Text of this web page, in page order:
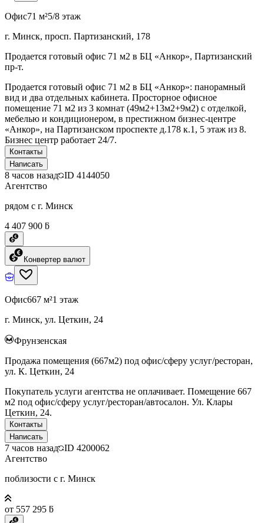
Офис71 м²5/8 этаж
г. Минск, просп. Партизанский, 178
Продается готовый офис 71 м2 в БЦ «Анкор», Партизанский
пр-т.
Продается готовый офис 71 м2 в БЦ «Анкор»: панорамный
вид и два отдельных кабинета. Просторное офисное
помещение 71 м2 из 3 комнат (49м2+13м2+9м2) с отделкой,
мебелью и кондиционером, в престижном бизнес-центре
«Анкор», на Партизанском проспекте д.178 к.1, 5 этаж из 8.
Бизнес центр работает 24/7.
Контакты
Написать
8 часов назад ID 4144050
Агентство
рядом с г. Минск
4 407 900 ƃ
Конвертер валют
Офис667 м²1 этаж
г. Минск, ул. Цеткин, 24
Фрунзенская
Продажа помещения (667м2) под офис/сферу услуг/ресторан,
ул. К. Цеткин, 24
Покупатель услуги агентства не оплачивает. Помещение 667
м2 под офис/сферу услуг/ресторан/автосалон. Ул. Клары
Цеткин, 24.
Контакты
Написать
7 часов назад ID 4200062
Агентство
поблизости с г. Минск
от 557 295 ƃ